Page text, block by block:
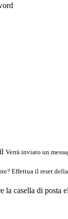
Verrà inviato un
Effettua il reset
la casella di posta